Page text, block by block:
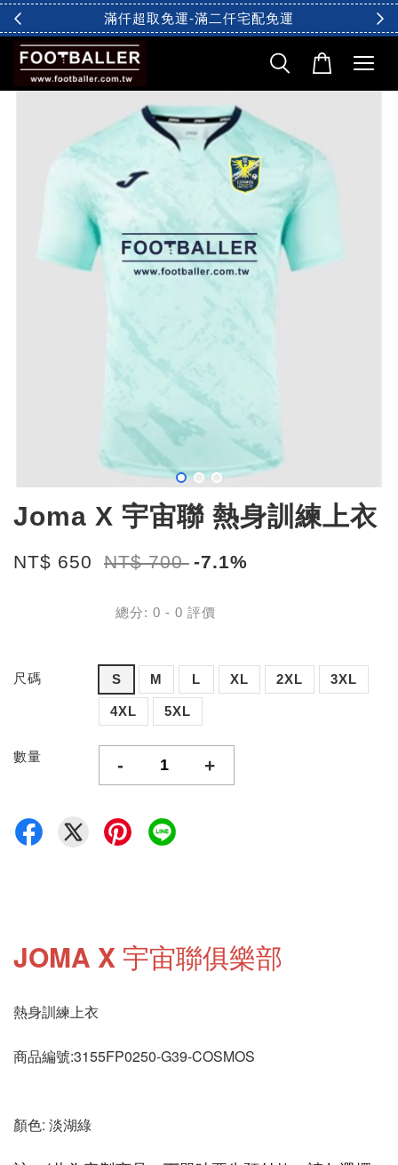
滿仟超取免運-滿二仟宅配免運
Joma X 宇宙聯 熱身訓練上衣
NT$ 650 NT$ 700 -7.1%
總分: 0 - 0 評價
尺碼 S M L XL 2XL 3XL
4XL 5XL
數量 - +
JOMA X 宇宙聯俱樂部
熱身訓練上衣
商品編號:3155FP0250-G39-COSMOS
顏色: 淡湖綠